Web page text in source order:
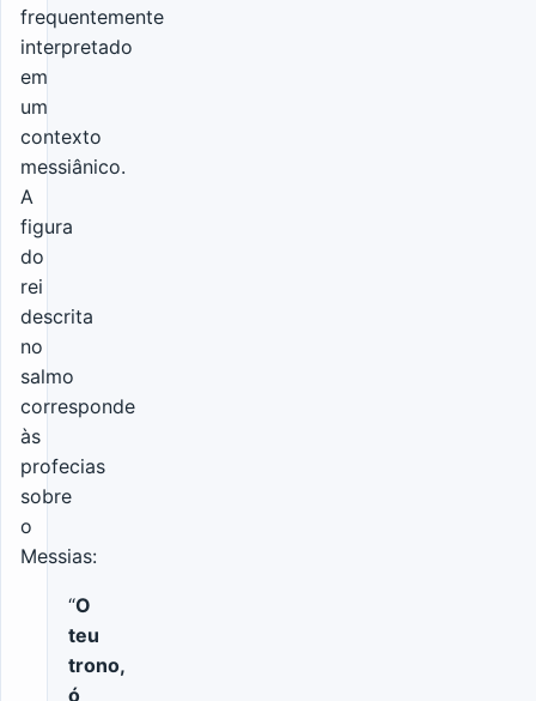
frequentemente
interpretado
em
um
contexto
messiânico.
A
figura
do
rei
descrita
no
salmo
corresponde
às
profecias
sobre
o
Messias:
“O
teu
trono,
ó